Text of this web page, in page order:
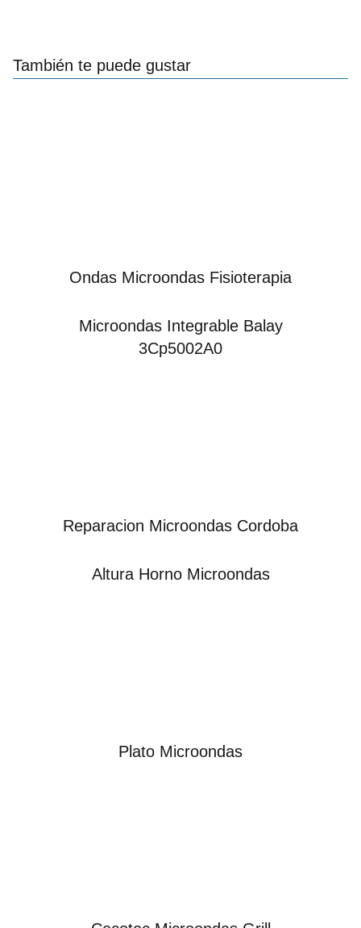
También te puede gustar
Ondas Microondas Fisioterapia
Microondas Integrable Balay
3Cp5002A0
Reparacion Microondas Cordoba
Altura Horno Microondas
Plato Microondas